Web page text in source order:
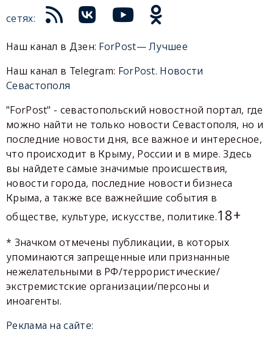
сетях:
Наш канал в Дзен: ForPost— Лучшее
Наш канал в Telegram: ForPost. Новости
Севастополя
"ForPost" - севастопольский новостной портал, где
можно найти не только новости Севастополя, но и
последние новости дня, все важное и интересное,
что происходит в Крыму, России и в мире. Здесь
вы найдете самые значимые происшествия,
новости города, последние новости бизнеса
Крыма, а также все важнейшие события в
обществе, культуре, искусстве, политике.18+
* Значком отмечены публикации, в которых
упоминаются запрещенные или признанные
нежелательными в РФ/террористические/
экстремистские организации/персоны и
иноагенты.
Реклама на сайте: